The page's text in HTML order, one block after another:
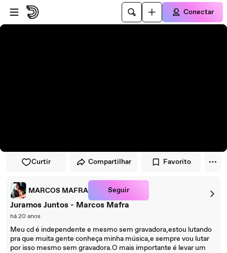
Pular para o player
Ir para o conteúdo principal
Conectar
Curtir Compartilhar Favorito
MARCOS MAFRA Seguir
Juramos Juntos - Marcos Mafra
há 20 anos
Meu cd é independente e mesmo sem gravadora,estou lutando
pra que muita gente conheça minha música,e sempre vou lutar
por isso mesmo sem gravadora.O mais importante é levar um